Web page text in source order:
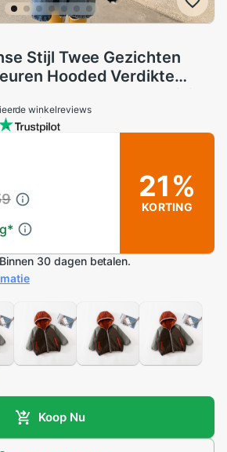
Stijl Twee Gezichten
Hooded Verdikte
Voor Mode Baby Meisjes
winkelreviews
*
21%
KORTING
30 dagen betalen.
Koop Nu